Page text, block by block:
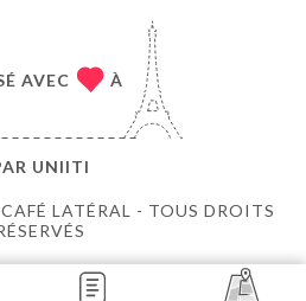
LATÉRAL - TOUS DROITS
AVEC À
UNIITI